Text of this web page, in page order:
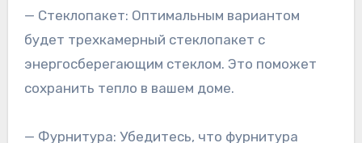
— Стеклопакет: Оптимальным вариантом
будет трехкамерный стеклопакет с
энергосберегающим стеклом. Это поможет
сохранить тепло в вашем доме.
— Фурнитура: Убедитесь, что фурнитура